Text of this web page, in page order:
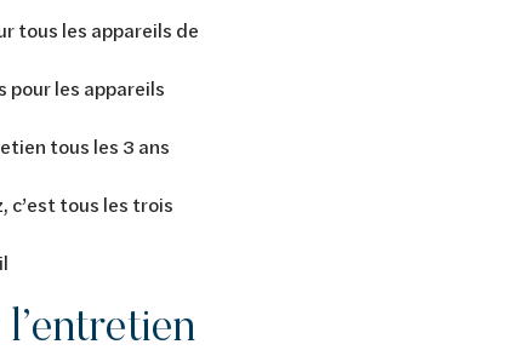
tous les appareils de
pour les appareils
tous les 3 ans
c’est tous les trois